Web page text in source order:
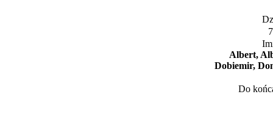
Albert,
Dobiemir,
Do